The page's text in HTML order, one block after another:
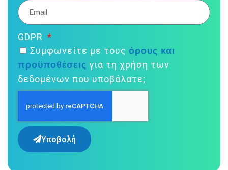
GDPR
Συμφωνείτε με τους όρους και
προϋποθέσεις για τη χρήση των
δεδομένων που υποβάλατε;
Υποβολή